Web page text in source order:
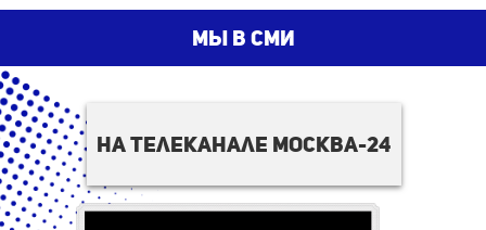
мы в сми
на телеканале москва-24